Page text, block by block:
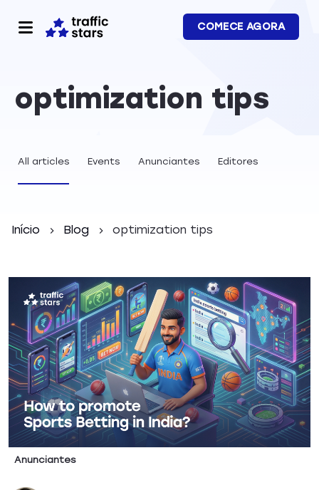
COMECE AGORA
optimization tips
All articles Events Anunciantes Editores
Início Blog optimization tips
Anunciantes